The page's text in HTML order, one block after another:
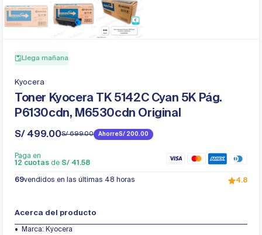
Llega mañana
Kyocera
Toner Kyocera TK 5142C Cyan 5K Pág.
P6130cdn, M6530cdn Original
Precio
venta
S/ 499.00
Precio
S/ 699.00 AhorreS/ 200.00
Paga en
12 cuotas de S/ 41.58
69vendidos en las últimas 48 horas 4.8
Acerca del producto
Marca: Kyocera